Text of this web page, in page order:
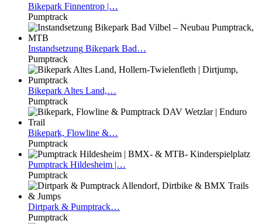
Bikepark Finnentrop |…
Pumptrack
Instandsetzung Bikepark Bad…
Pumptrack
Bikepark Altes Land,…
Pumptrack
Bikepark, Flowline &…
Pumptrack
Pumptrack Hildesheim |…
Pumptrack
Dirtpark & Pumptrack…
Pumptrack